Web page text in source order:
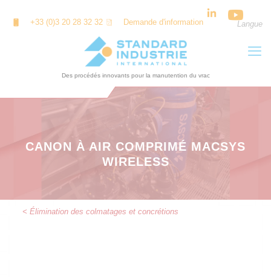
+33 (0)3 20 28 32 32 Demande d'information Langue
CANON À AIR COMPRIMÉ MACSYS
WIRELESS
< Élimination des colmatages et concrétions